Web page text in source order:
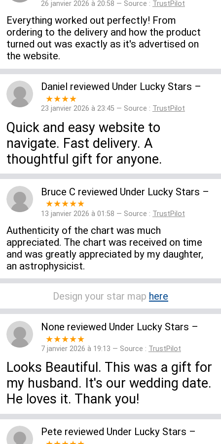
26 janvier 2026 à 20:58 — Source : TrustPilot
Everything worked out perfectly! From
ordering to the delivery and how the product
turned out was exactly as it's advertised on
the website.
Daniel reviewed Under Lucky Stars –
★★★★
23 janvier 2026 à 23:45 — Source : TrustPilot
Quick and easy website to
navigate. Fast delivery. A
thoughtful gift for anyone.
Bruce C reviewed Under Lucky Stars –
★★★★★
13 janvier 2026 à 01:58 — Source : TrustPilot
Authenticity of the chart was much
appreciated. The chart was received on time
and was greatly appreciated by my daughter,
an astrophysicist.
Design your star map here
None reviewed Under Lucky Stars –
★★★★★
7 janvier 2026 à 19:13 — Source : TrustPilot
Looks Beautiful. This was a gift for
my husband. It's our wedding date.
He loves it. Thank you!
Pete reviewed Under Lucky Stars –